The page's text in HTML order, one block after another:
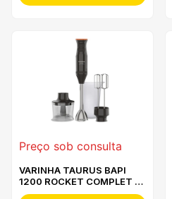
Preço sob consulta
VARINHA TAURUS BAPI
1200 ROCKET COMPLET -
916.381